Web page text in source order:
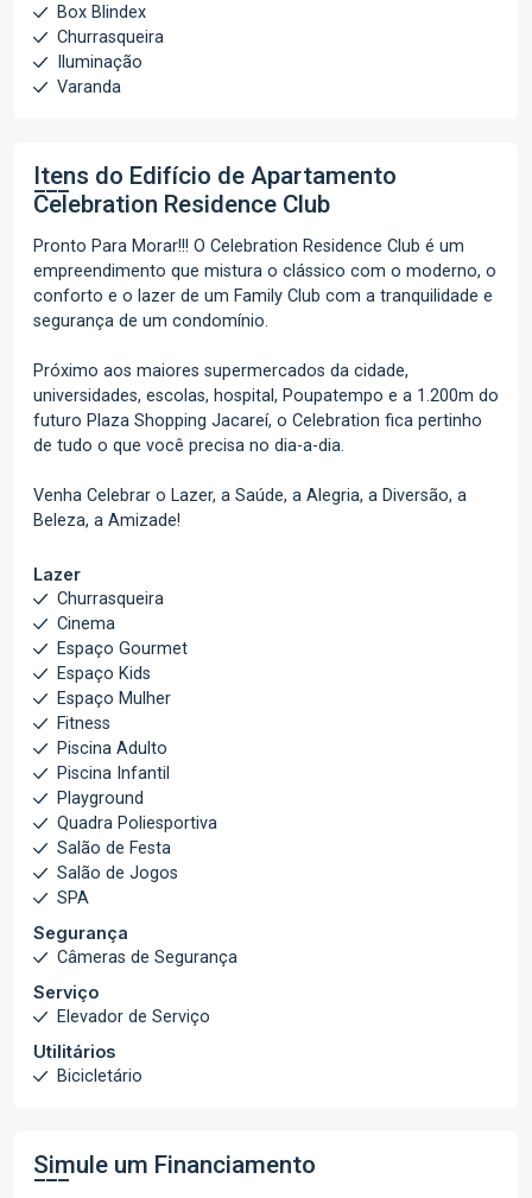
Box Blindex
Churrasqueira
Iluminação
Varanda
Itens do Edifício de Apartamento
Celebration Residence Club
Pronto Para Morar!!! O Celebration Residence Club é um
empreendimento que mistura o clássico com o moderno, o
conforto e o lazer de um Family Club com a tranquilidade e
segurança de um condomínio.
Próximo aos maiores supermercados da cidade,
universidades, escolas, hospital, Poupatempo e a 1.200m do
futuro Plaza Shopping Jacareí, o Celebration fica pertinho
de tudo o que você precisa no dia-a-dia.
Venha Celebrar o Lazer, a Saúde, a Alegria, a Diversão, a
Beleza, a Amizade!
Lazer
Churrasqueira
Cinema
Espaço Gourmet
Espaço Kids
Espaço Mulher
Fitness
Piscina Adulto
Piscina Infantil
Playground
Quadra Poliesportiva
Salão de Festa
Salão de Jogos
SPA
Segurança
Câmeras de Segurança
Serviço
Elevador de Serviço
Utilitários
Bicicletário
Simule um Financiamento